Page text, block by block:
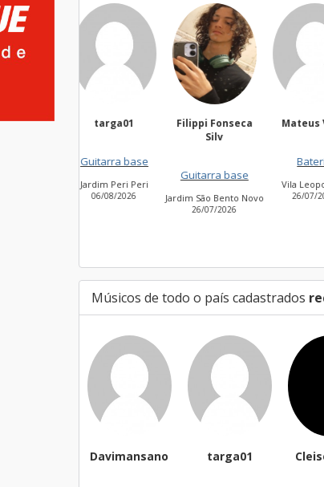
targa01
Filippi Fonseca
Jardim São Bento Novo
Mateus Vitor
Vila Leopoldina
26/07/2026
Jardim
Músicos de todo o país cadastrados
targa01 CleiseSouza